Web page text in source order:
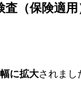
（保険適用
に拡大されまし